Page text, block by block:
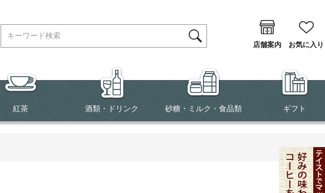
店舗案内
お気に入り
紅茶 酒類・ドリンク 砂糖・ミルク・食品類 ギフト